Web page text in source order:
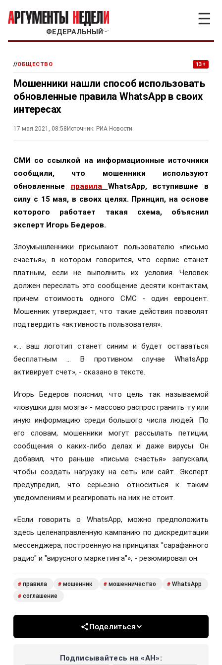
ФЕДЕРАЛЬНЫЙ ﹀
☰
//ОБЩЕСТВО 13+
Мошенники нашли способ использовать
обновленные правила WhatsApp в своих
интересах
17 мая 2021, 08:58 Источник: РИА Новости
СМИ со ссылкой на информационные источники
сообщили, что мошенники используют
обновленные правила WhatsApp, вступившие в
силу с 15 мая, в своих целях. Принцип, на основе
которого работает такая схема, объяснил
эксперт Игорь Бедеров.
Злоумышленники присылают пользователю «письмо
счастья», в котором говорится, что сервис станет
платным, если не выполнить их условия. Человек
должен переслать это сообщение десяти контактам,
причем стоимость одного СМС - один евроцент.
Мошенник утверждает, что такие действия позволят
подтвердить «активность пользователя».
«… ваш логотип станет синим и будет оставаться
бесплатным … В противном случае WhatsApp
активирует счет», - сказано в тексте.
Игорь Бедеров пояснил, что цель так называемой
«ловушки для мозга» - массово распространить ту или
иную информацию среди большого числа людей. По
его словам, мошенники могут рассылать петиции,
сообщения о каких-либо делах и даже вирусы. Он
добавил, что раньше «письма счастья» запускали,
чтобы создать нагрузку на сеть или сайт. Эксперт
предупредил, что серьезно относиться к таким
уведомлениям и реагировать на них не стоит.
«Если говорить о WhatsApp, можно предположить
здесь целенаправленную кампанию по дискредитации
мессенджера, построенную на принципах "сарафанного
радио" и "вирусного маркетинга"», - резюмировал он.
# правила # мошенник # мошенничество # WhatsApp
# соглашение
Поделиться
Подписывайтесь на «АН»: